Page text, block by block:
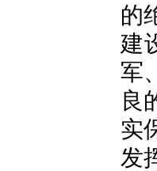
的
建
军
良
实
发